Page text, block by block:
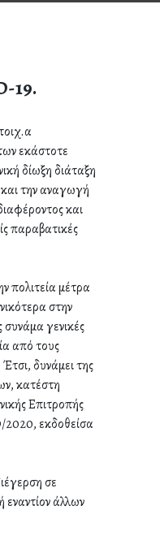
19.
εκάστοτε
δίωξη διάταξη
και την αναγωγή
και
παραβατικές
πολιτεία μέτρα
στην
γενικές
από τους
δυνάμει της
κατέστη
Επιτροπής
2020, εκδοθείσα
σε
άλλων